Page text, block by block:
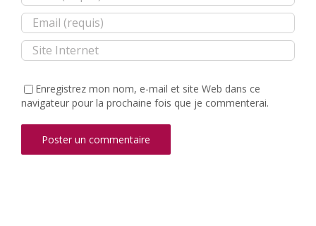
Enregistrez mon nom, e-mail et site Web dans ce
navigateur pour la prochaine fois que je commenterai.